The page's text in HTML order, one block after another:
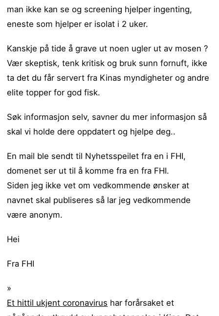
man ikke kan se og screening hjelper ingenting,
eneste som hjelper er isolat i 2 uker.
Kanskje på tide å grave ut noen ugler ut av mosen ?
Vær skeptisk, tenk kritisk og bruk sunn fornuft, ikke
ta det du får servert fra Kinas myndigheter og andre
elite topper for god fisk.
Søk informasjon selv, savner du mer informasjon så
skal vi holde dere oppdatert og hjelpe deg..
En mail ble sendt til Nyhetsspeilet fra en i FHI,
domenet ser ut til å komme fra en fra FHI.
Siden jeg ikke vet om vedkommende ønsker at
navnet skal publiseres så lar jeg vedkommende
være anonym.
Hei
Fra FHI
»
Et hittil ukjent coronavirus har forårsaket et